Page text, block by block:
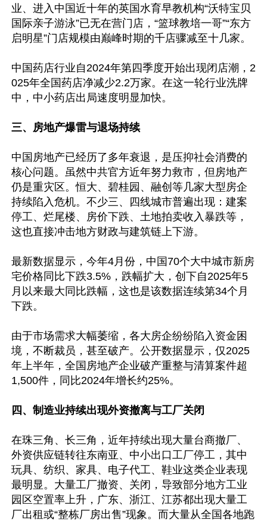
业、进入中国近十年的英国水育早教机构“沃特宝贝
国际亲子游泳”已无在营门店，“篮球教培一哥”“东方
启明星”门店规模由巅峰时期的千店骤减至十几家。
中国药店行业自2024年第四季度开始出现闭店潮，2
025年全国药店净减少2.2万家。在这一轮行业洗牌
中，中小药店出局速度明显加快。
三、房地产爆雷与退场持续
中国房地产已经历了多年衰退，是压抑社会消费的
核心问题。虽然中共官方近年努力救市，但房地产
仍是重灾区。恒大、碧桂园、融创等几家大型房企
持续陷入危机。不少三、四线城市普遍出现：建案
停工、烂尾楼、房价下跌、土地拍卖收入暴跌等，
这也直接冲击地方财政与建筑链上下游。
最新数据显示，今年4月份，中国70个大中城市新房
宅价格同比下跌3.5%，跌幅扩大，创下自2025年5
月以来最大同比跌幅，这也是该数据连续第34个月
下跌。
由于市场需求大幅萎缩，各大房企纷纷陷入资金困
境，不断裁员，甚至破产。公开数据显示，仅2025
年上半年，全国房地产企业破产重整与清算案件超
1,500件，同比2024年增长约25%。
四、制造业持续出现外资撤离与工厂关闭
在珠三角、长三角，近年持续出现大量台商撤厂、
外资供应链转往东南亚、中小出口工厂停工，其中
玩具、纺织、家具、电子代工、鞋业这类企业表现
最明显。大量工厂撤资、关闭，导致部分地方工业
园区空置率上升，广东、浙江、江苏都出现大量工
厂出租或“整栋厂房出售”现象。而大量从全国各地跑